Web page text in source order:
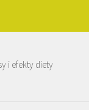
i efekty diety